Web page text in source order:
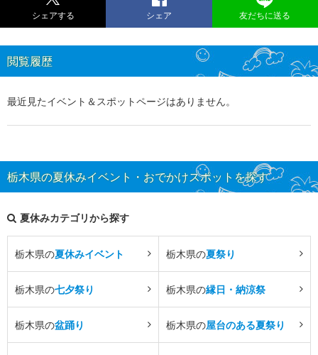
シェアする シェア 友だちに送る
閲覧履歴
最近見たイベント＆スポットページはありません。
栃木県の夏休みイベント・おでかけスポットを探す
夏休みカテゴリから探す
栃木県の夏休みイベント 栃木県の夏祭り
栃木県の七夕祭り 栃木県の縁日・納涼祭
栃木県の盆踊り 栃木県の屋台のある夏祭り